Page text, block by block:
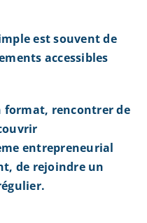
est souvent de
accessibles
format, rencontrer de
entrepreneurial
de rejoindre un